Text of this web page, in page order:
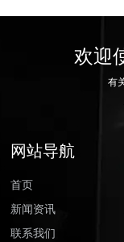
欢迎
有
网站导航
首页
新闻资讯
联系我们